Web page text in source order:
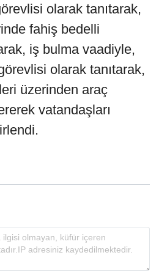
olarak tanıtarak,
fahiş bedelli
iş bulma vaadiyle,
olarak tanıtarak,
üzerinden araç
vatandaşları